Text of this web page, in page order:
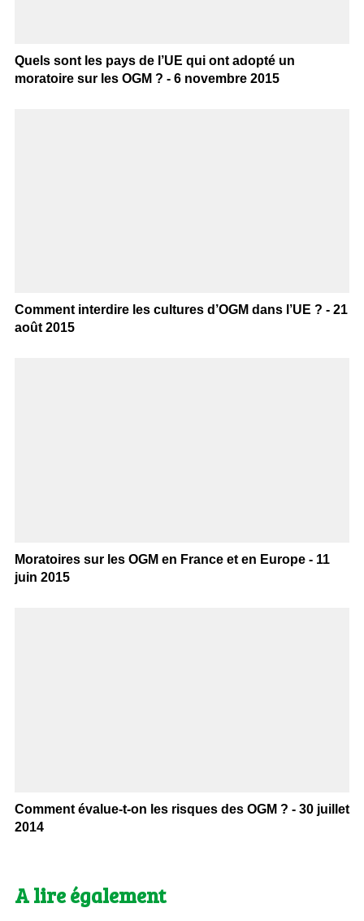
Quels sont les pays de l’UE qui ont adopté un
moratoire sur les OGM ? - 6 novembre 2015
Comment interdire les cultures d’OGM dans l’UE ? - 21
août 2015
Moratoires sur les OGM en France et en Europe - 11
juin 2015
Comment évalue-t-on les risques des OGM ? - 30 juillet
2014
A lire également